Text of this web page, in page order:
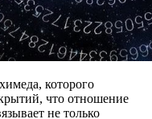
которого
что отношение
не только